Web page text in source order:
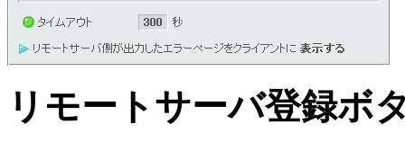
リモートサーバ登録ボ